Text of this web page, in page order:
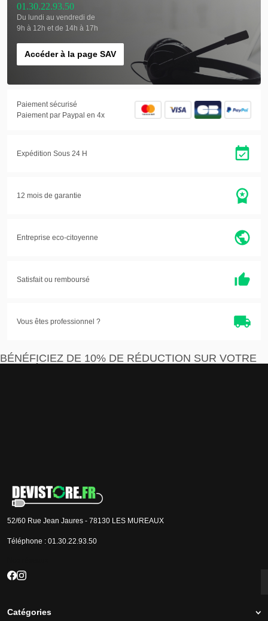
01.30.22.93.50
Du lundi au vendredi de
9h à 12h et de 14h à 17h
Accéder à la page SAV
Paiement sécurisé
Paiement par Paypal en 4x
Expédition Sous 24 H
12 mois de garantie
Entreprise eco-citoyenne
Satisfait ou remboursé
Vous êtes professionnel ?
BÉNÉFICIEZ DE 10% DE RÉDUCTION SUR VOTRE
52/60 Rue Jean Jaures - 78130 LES MUREAUX
Téléphone : 01.30.22.93.50
Catégories